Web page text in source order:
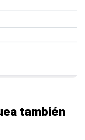
también